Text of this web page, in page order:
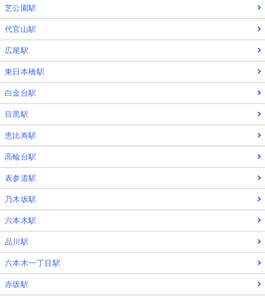
芝公園駅
代官山駅
広尾駅
東日本橋駅
白金台駅
目黒駅
恵比寿駅
高輪台駅
表参道駅
乃木坂駅
六本木駅
品川駅
六本木一丁目駅
赤坂駅